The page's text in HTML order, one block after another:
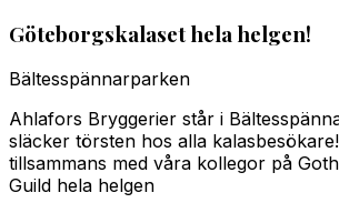
Göteborgskalaset hela helgen!
Bältesspännarparken
Ahlafors Bryggerier står i
släcker törsten hos alla
tillsammans med våra kollegor på
Guild hela helgen